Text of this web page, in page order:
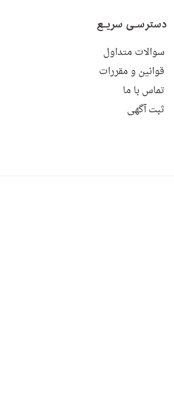
دسترسـی سریـع
سوالات متداول
قوانین و مقررات
تماس با ما
ثبت آگهی